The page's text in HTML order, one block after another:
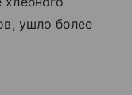
ушло более